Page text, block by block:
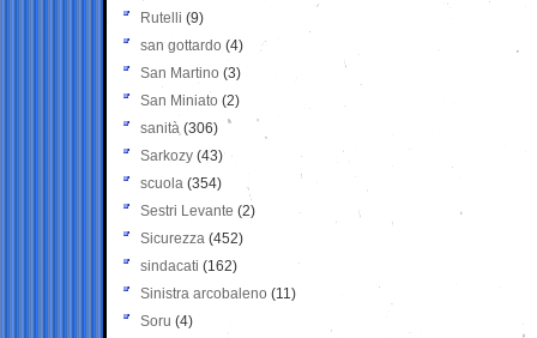
Rutelli (9)
san gottardo (4)
San Martino (3)
San Miniato (2)
sanità (306)
Sarkozy (43)
scuola (354)
Sestri Levante (2)
Sicurezza (452)
sindacati (162)
Sinistra arcobaleno (11)
Soru (4)